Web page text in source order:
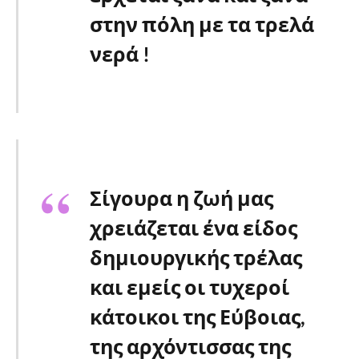
στην πόλη με τα τρελά
νερά !
Σίγουρα η ζωή μας
χρειάζεται ένα είδος
δημιουργικής τρέλας
και εμείς οι τυχεροί
κάτοικοι της Εύβοιας,
της αρχόντισσας της